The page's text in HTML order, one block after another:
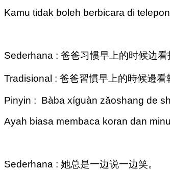
Kamu tidak boleh berbicara di
Sederhana : 爸爸习惯早上的时候边看
Tradisional : 爸爸習慣早上的時候邊看
Pinyin : Bàba xíguàn zǎoshang de
Ayah biasa membaca koran dan
Sederhana : 她总是一边说一边笑。